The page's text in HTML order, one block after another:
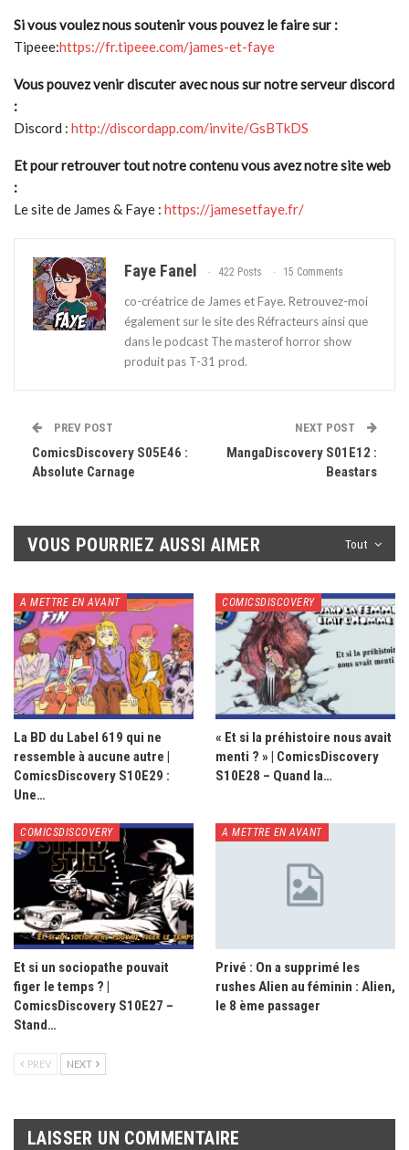
Si vous voulez nous soutenir vous pouvez le faire sur :
Tipeee:https://fr.tipeee.com/james-et-faye
Vous pouvez venir discuter avec nous sur notre serveur discord
:
Discord : http://discordapp.com/invite/GsBTkDS
Et pour retrouver tout notre contenu vous avez notre site web
:
Le site de James & Faye : https://jamesetfaye.fr/
Faye Fanel 422 Posts 15 Comments
co-créatrice de James et Faye. Retrouvez-moi
également sur le site des Réfracteurs ainsi que
dans le podcast The masterof horror show
produit pas T-31 prod.
PREV POST
ComicsDiscovery S05E46 :
Absolute Carnage
NEXT POST
MangaDiscovery S01E12 :
Beastars
Tout
VOUS POURRIEZ AUSSI AIMER
A METTRE EN AVANT
La BD du Label 619 qui ne
ressemble à aucune autre |
ComicsDiscovery S10E29 :
Une…
COMICSDISCOVERY
« Et si la préhistoire nous avait
menti ? » | ComicsDiscovery
S10E28 – Quand la…
COMICSDISCOVERY
Et si un sociopathe pouvait
figer le temps ? |
ComicsDiscovery S10E27 –
Stand…
A METTRE EN AVANT
Privé : On a supprimé les
rushes Alien au féminin : Alien,
le 8 ème passager
PREV NEXT
LAISSER UN COMMENTAIRE